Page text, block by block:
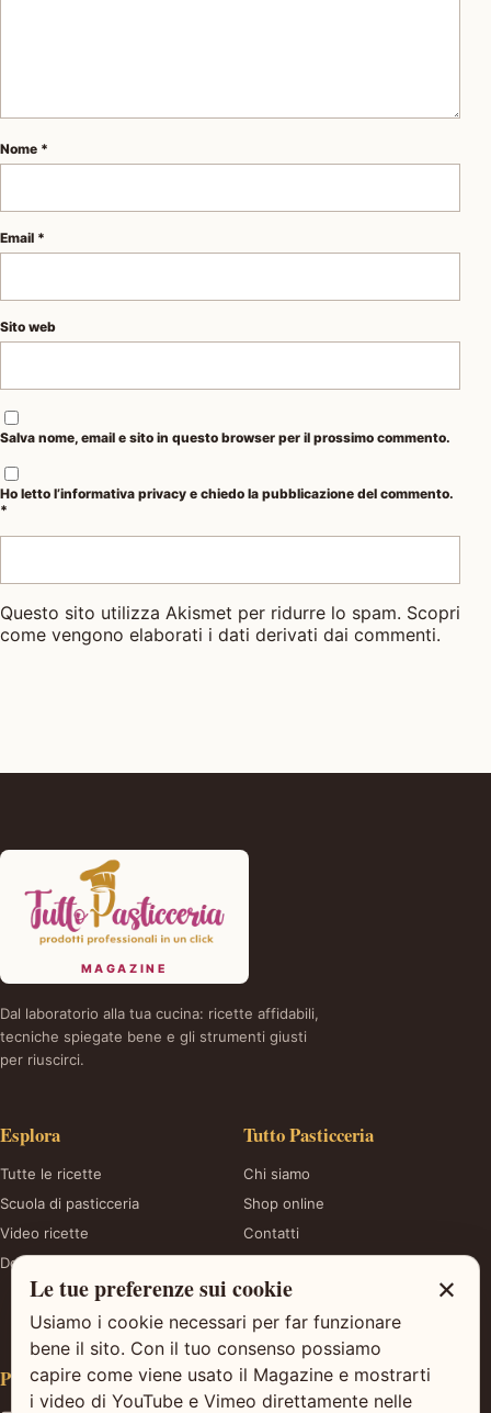
Nome *
Email *
Sito web
Salva nome, email e sito in questo browser per il prossimo commento.
Ho letto l’informativa privacy e chiedo la pubblicazione del commento.
*
Questo sito utilizza Akismet per ridurre lo spam. Scopri
come vengono elaborati i dati derivati dai commenti.
MAGAZINE
Dal laboratorio alla tua cucina: ricette affidabili,
tecniche spiegate bene e gli strumenti giusti
per riuscirci.
Esplora
Tutte le ricette
Scuola di pasticceria
Video ricette
Dolci stagionali
Tutto Pasticceria
Chi siamo
Shop online
Contatti
Gestisci le preferenze
sui cookie
Parliamo di dolci
×
Le tue preferenze sui cookie
Usiamo i cookie necessari per far funzionare
bene il sito. Con il tuo consenso possiamo
capire come viene usato il Magazine e mostrarti
i video di YouTube e Vimeo direttamente nelle